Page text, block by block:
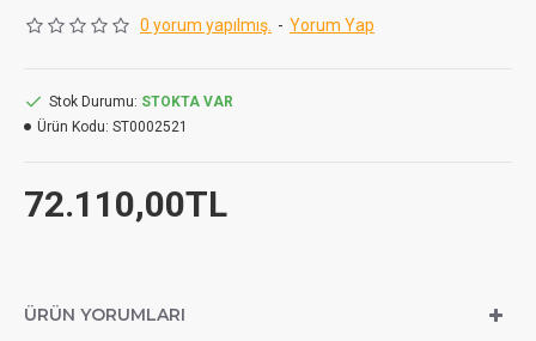
0 yorum yapılmış. - Yorum Yap
72.110,00TL
Stok Durumu: STOKTA VAR
Ürün Kodu: ST0002521
ÜRÜN YORUMLARI